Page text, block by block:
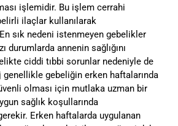
işlemidir. Bu işlem cerrahi
ilaçlar kullanılarak
sık nedeni istenmeyen gebelikler
durumlarda annenin sağlığını
ciddi tıbbi sorunlar nedeniyle de
genellikle gebeliğin erken haftalarında
olması için mutlaka uzman bir
sağlık koşullarında
Erken haftalarda uygulanan